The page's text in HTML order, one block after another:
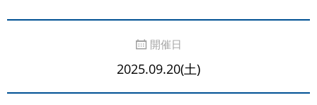
開催日
2025.09.20(土)